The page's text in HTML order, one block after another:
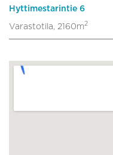
Hyttimestarintie 6
Varastotila, 2160m2